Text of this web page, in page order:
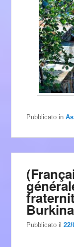
Pubblicato in
Pubblicato il22/